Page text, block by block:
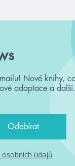
Nové knihy,
adaptace a další.
údajů